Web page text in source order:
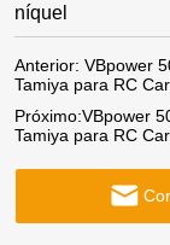
níquel
Anterior: VBpower
Tamiya para RC
Próximo:VBpower
Tamiya para RC